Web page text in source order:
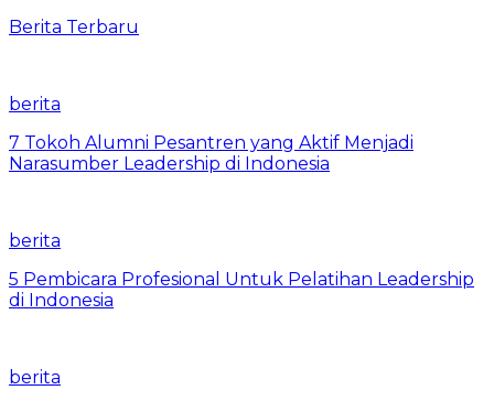
Berita Terbaru
berita
7 Tokoh Alumni Pesantren yang Aktif Menjadi
Narasumber Leadership di Indonesia
berita
5 Pembicara Profesional Untuk Pelatihan Leadership
di Indonesia
berita